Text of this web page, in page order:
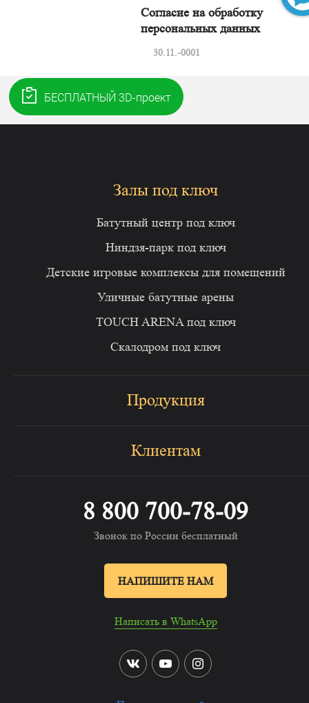
Согласие на обработку
персональных данных
30.11.-0001
8 800 700-78-09
Звонок по России бесплатный
НАПИШИТЕ НАМ
Написать в WhatsApp
Залы под ключ
Батутный центр под ключ
Ниндзя-парк под ключ
Детские игровые комплексы для помещений
Уличные батутные арены
TOUCH ARENA под ключ
Скалодром под ключ
Продукция
Клиентам
БЕСПЛАТНЫЙ 3D-проект